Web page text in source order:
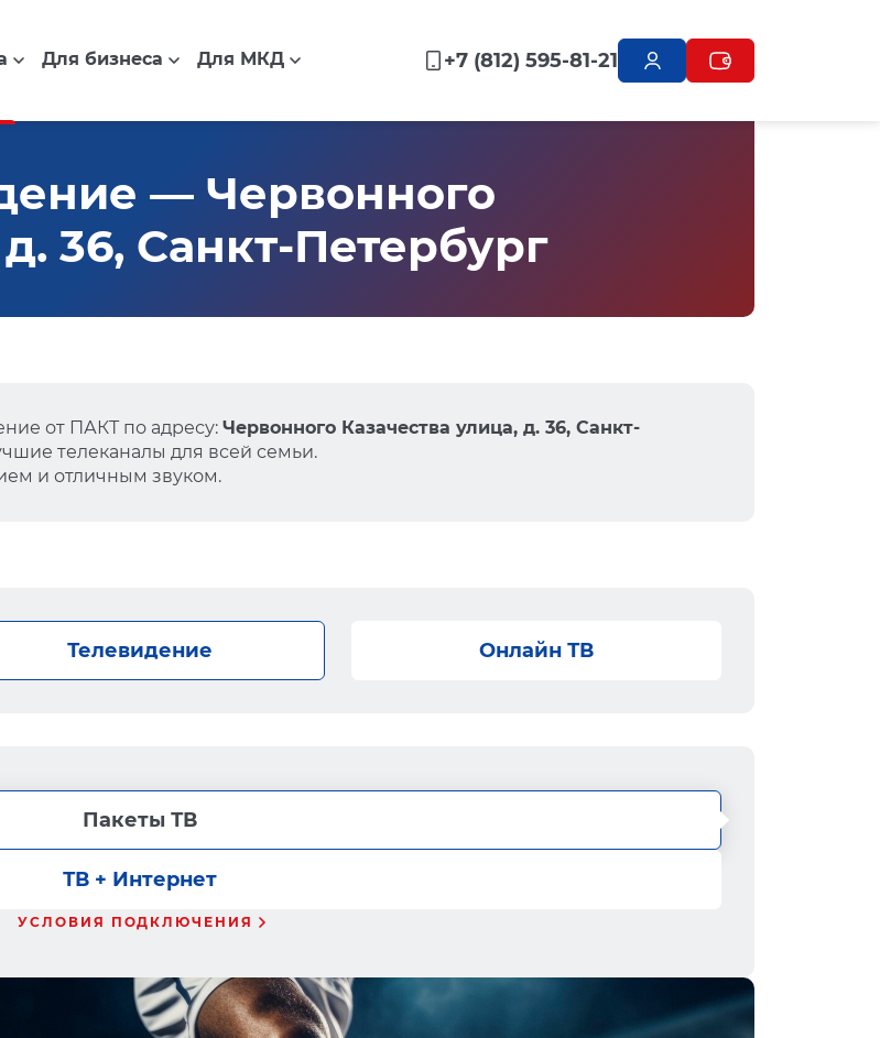
Для бизнеса Для МКД +7 (812) 595-81-21
— Червонного
36, Санкт-Петербург
от ПАКТ по адресу: Червонного Казачества улица, д. 36, Санкт-
телеканалы для всей семьи.
и отличным звуком.
Телевидение Онлайн ТВ
Пакеты ТВ
ТВ + Интернет
УСЛОВИЯ ПОДКЛЮЧЕНИЯ